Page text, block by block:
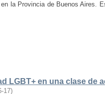
la Provincia de Buenos Aires.
LGBT+ en una clase de
17)